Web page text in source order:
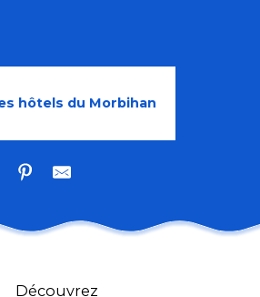
hôtels du Morbihan
Découvrez